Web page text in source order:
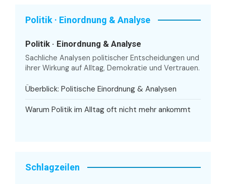
Politik · Einordnung & Analyse
Politik · Einordnung & Analyse
Sachliche Analysen politischer Entscheidungen und
ihrer Wirkung auf Alltag, Demokratie und Vertrauen.
Überblick: Politische Einordnung & Analysen
Warum Politik im Alltag oft nicht mehr ankommt
Schlagzeilen